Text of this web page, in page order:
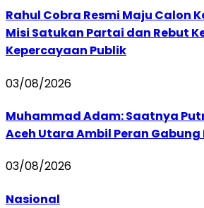
Rahul Cobra Resmi Maju Calon
Misi Satukan Partai dan Rebut
Kepercayaan Publik
03/08/2026
Muhammad Adam: Saatnya
Aceh Utara Ambil Peran Gabung
03/08/2026
Nasional